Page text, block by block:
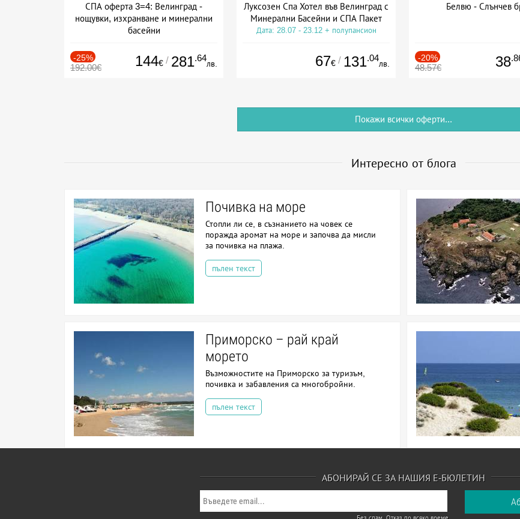
СПА оферта 3=4: Велинград -
нощувки, изхранване и минерални
басейни
-25%
192.00€ 144€ / 281.64
лв.
Луксозен Спа Хотел във Велинград с
Минерални Басейни и СПА Пакет
Дата: 28.07 - 23.12 + полупансион
67€ / 131.04
лв.
Белвю - Слънчев
-20%
48.57€ 38
Покажи всички оферти...
Интересно от блога
Почивка на море
Стопли ли се, в съзнанието на човек се
поражда аромат на море и започва да мисли
за почивка на плажа.
пълен текст
Приморско – рай край
морето
Възможностите на Приморско за туризъм,
почивка и забавления са многобройни.
пълен текст
АБОНИРАЙ СЕ ЗА НАШИЯ Е-БЮЛЕТИН